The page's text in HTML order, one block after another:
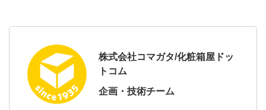
株式会社コマガタ/化粧箱屋ドッ
トコム
企画・技術チーム